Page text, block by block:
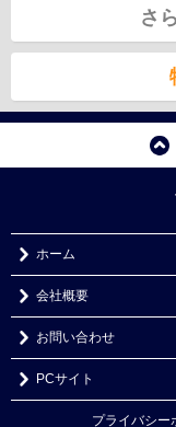
さ
ホーム
会社概要
お問い合わせ
PCサイト
プライバシー